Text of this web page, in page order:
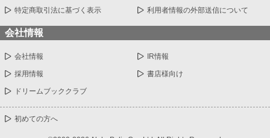
特定商取引法に基づく表示 利用者情報の外部送信について
会社情報
会社情報 IR情報
採用情報 書店様向け
ドリームブッククラブ
初めての方へ